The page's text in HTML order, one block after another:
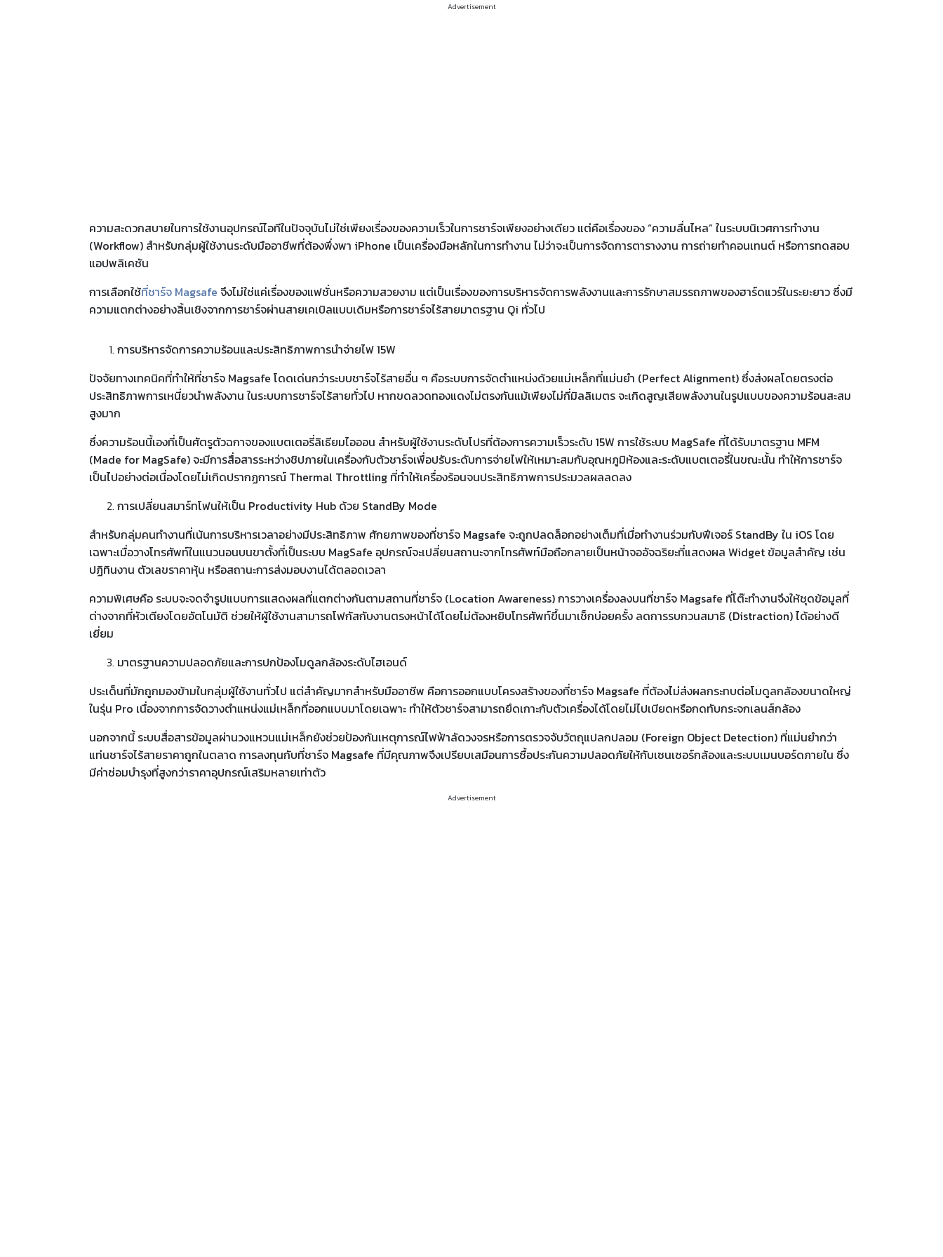
Advertisement
ความสะดวกสบายในการใช้งานอุปกรณ์ไอทีในปัจจุบันไม่ใช่เพียงเรื่องของความเร็วในการชาร์จเพียงอย่างเดียว แต่คือเรื่องของ “ความลื่นไหล” ในระบบนิเวศการทำงาน
(Workflow) สำหรับกลุ่มผู้ใช้งานระดับมืออาชีพที่ต้องพึ่งพา iPhone เป็นเครื่องมือหลักในการทำงาน ไม่ว่าจะเป็นการจัดการตารางงาน การถ่ายทำคอนเทนต์ หรือการทดสอบ
แอปพลิเคชัน
การเลือกใช้ที่ชาร์จ Magsafe จึงไม่ใช่แค่เรื่องของแฟชั่นหรือความสวยงาม แต่เป็นเรื่องของการบริหารจัดการพลังงานและการรักษาสมรรถภาพของฮาร์ดแวร์ในระยะยาว ซึ่งมี
ความแตกต่างอย่างสิ้นเชิงจากการชาร์จผ่านสายเคเบิลแบบเดิมหรือการชาร์จไร้สายมาตรฐาน Qi ทั่วไป
การบริหารจัดการความร้อนและประสิทธิภาพการนำจ่ายไฟ 15W
ปัจจัยทางเทคนิคที่ทำให้ที่ชาร์จ Magsafe โดดเด่นกว่าระบบชาร์จไร้สายอื่น ๆ คือระบบการจัดตำแหน่งด้วยแม่เหล็กที่แม่นยำ (Perfect Alignment) ซึ่งส่งผลโดยตรงต่อ
ประสิทธิภาพการเหนี่ยวนำพลังงาน ในระบบการชาร์จไร้สายทั่วไป หากขดลวดทองแดงไม่ตรงกันแม้เพียงไม่กี่มิลลิเมตร จะเกิดสูญเสียพลังงานในรูปแบบของความร้อนสะสม
สูงมาก
ซึ่งความร้อนนี้เองที่เป็นศัตรูตัวฉกาจของแบตเตอรี่ลิเธียมไอออน สำหรับผู้ใช้งานระดับโปรที่ต้องการความเร็วระดับ 15W การใช้ระบบ MagSafe ที่ได้รับมาตรฐาน MFM
(Made for MagSafe) จะมีการสื่อสารระหว่างชิปภายในเครื่องกับตัวชาร์จเพื่อปรับระดับการจ่ายไฟให้เหมาะสมกับอุณหภูมิห้องและระดับแบตเตอรี่ในขณะนั้น ทำให้การชาร์จ
เป็นไปอย่างต่อเนื่องโดยไม่เกิดปรากฏการณ์ Thermal Throttling ที่ทำให้เครื่องร้อนจนประสิทธิภาพการประมวลผลลดลง
การเปลี่ยนสมาร์ทโฟนให้เป็น Productivity Hub ด้วย StandBy Mode
สำหรับกลุ่มคนทำงานที่เน้นการบริหารเวลาอย่างมีประสิทธิภาพ ศักยภาพของที่ชาร์จ Magsafe จะถูกปลดล็อกอย่างเต็มที่เมื่อทำงานร่วมกับฟีเจอร์ StandBy ใน iOS โดย
เฉพาะเมื่อวางโทรศัพท์ในแนวนอนบนขาตั้งที่เป็นระบบ MagSafe อุปกรณ์จะเปลี่ยนสถานะจากโทรศัพท์มือถือกลายเป็นหน้าจออัจฉริยะที่แสดงผล Widget ข้อมูลสำคัญ เช่น
ปฏิทินงาน ตัวเลขราคาหุ้น หรือสถานะการส่งมอบงานได้ตลอดเวลา
ความพิเศษคือ ระบบจะจดจำรูปแบบการแสดงผลที่แตกต่างกันตามสถานที่ชาร์จ (Location Awareness) การวางเครื่องลงบนที่ชาร์จ Magsafe ที่โต๊ะทำงานจึงให้ชุดข้อมูลที่
ต่างจากที่หัวเตียงโดยอัตโนมัติ ช่วยให้ผู้ใช้งานสามารถโฟกัสกับงานตรงหน้าได้โดยไม่ต้องหยิบโทรศัพท์ขึ้นมาเช็กบ่อยครั้ง ลดการรบกวนสมาธิ (Distraction) ได้อย่างดี
เยี่ยม
มาตรฐานความปลอดภัยและการปกป้องโมดูลกล้องระดับไฮเอนด์
ประเด็นที่มักถูกมองข้ามในกลุ่มผู้ใช้งานทั่วไป แต่สำคัญมากสำหรับมืออาชีพ คือการออกแบบโครงสร้างของที่ชาร์จ Magsafe ที่ต้องไม่ส่งผลกระทบต่อโมดูลกล้องขนาดใหญ่
ในรุ่น Pro เนื่องจากการจัดวางตำแหน่งแม่เหล็กที่ออกแบบมาโดยเฉพาะ ทำให้ตัวชาร์จสามารถยึดเกาะกับตัวเครื่องได้โดยไม่ไปเบียดหรือกดทับกระจกเลนส์กล้อง
นอกจากนี้ ระบบสื่อสารข้อมูลผ่านวงแหวนแม่เหล็กยังช่วยป้องกันเหตุการณ์ไฟฟ้าลัดวงจรหรือการตรวจจับวัตถุแปลกปลอม (Foreign Object Detection) ที่แม่นยำกว่า
แท่นชาร์จไร้สายราคาถูกในตลาด การลงทุนกับที่ชาร์จ Magsafe ที่มีคุณภาพจึงเปรียบเสมือนการซื้อประกันความปลอดภัยให้กับเซนเซอร์กล้องและระบบเมนบอร์ดภายใน ซึ่ง
มีค่าซ่อมบำรุงที่สูงกว่าราคาอุปกรณ์เสริมหลายเท่าตัว
Advertisement